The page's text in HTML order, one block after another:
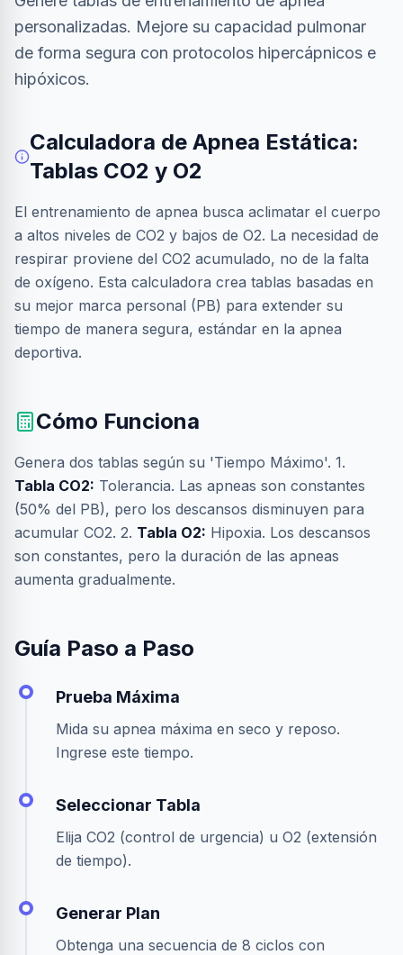
personalizadas. Mejore su capacidad pulmonar
de forma segura con protocolos hipercápnicos e
hipóxicos.
Calculadora de Apnea Estática:
Tablas CO2 y O2
El entrenamiento de apnea busca aclimatar el cuerpo
a altos niveles de CO2 y bajos de O2. La necesidad de
respirar proviene del CO2 acumulado, no de la falta
de oxígeno. Esta calculadora crea tablas basadas en
su mejor marca personal (PB) para extender su
tiempo de manera segura, estándar en la apnea
deportiva.
Cómo Funciona
Genera dos tablas según su 'Tiempo Máximo'. 1.
Tabla CO2: Tolerancia. Las apneas son constantes
(50% del PB), pero los descansos disminuyen para
acumular CO2. 2. Tabla O2: Hipoxia. Los descansos
son constantes, pero la duración de las apneas
aumenta gradualmente.
Guía Paso a Paso
Prueba Máxima
Mida su apnea máxima en seco y reposo.
Ingrese este tiempo.
Seleccionar Tabla
Elija CO2 (control de urgencia) u O2 (extensión
de tiempo).
Generar Plan
Obtenga una secuencia de 8 ciclos con